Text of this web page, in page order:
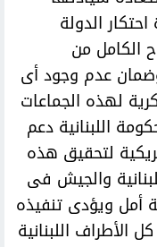
الدولة
الكامل من
عدم وجود أى
لهذه الجماعات
اللبنانية دعم
لتحقيق هذه
والجيش فى
أمل ويؤدى تنفيذه
الأطراف اللبنانية